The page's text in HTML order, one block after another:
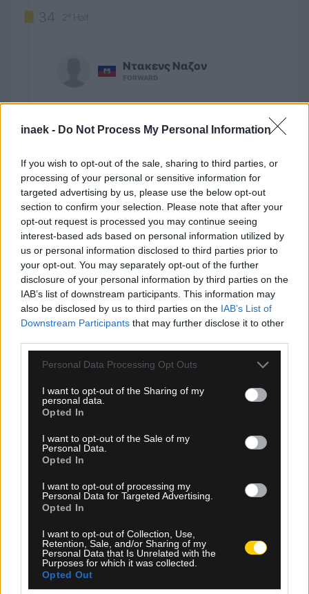
inaek - Do Not Process My Personal Information
If you wish to opt-out of the sale, sharing to third parties, or
processing of your personal or sensitive information for
targeted advertising by us, please use the below opt-out
section to confirm your selection. Please note that after your
opt-out request is processed you may continue seeing
interest-based ads based on personal information utilized by
us or personal information disclosed to third parties prior to
your opt-out. You may separately opt-out of the further
disclosure of your personal information by third parties on the
IAB’s list of downstream participants. This information may
also be disclosed by us to third parties on the IAB’s List of
Downstream Participants that may further disclose it to other
Please note that this website/app uses one or more Google
not limited to your visit or usage behaviour. You may click to
grant or deny consent to Google and its third-party tags to
use your data for below specified purposes in below Google
consent section.
Personal Data Processing Opt Outs
I want to opt-out of the Sharing of my
personal data.
Opted In
I want to opt-out of the Sale of my
Personal Data.
Opted In
I want to opt-out of processing my
Personal Data for Targeted Advertising.
Opted In
I want to opt-out of Collection, Use,
Retention, Sale, and/or Sharing of my
Personal Data that Is Unrelated with the
Purposes for which it was collected.
Opted Out
34 2º Half
Ντακενς Ναζον
FORWARD
41 2º Half
Haiti
Ντάνι Μακέλι καταλογίζει φάουλ υπέρ: ''Αϊτή''.
40 2º Half
Haiti
Μαρόκο αμύνεται. Η ομάδα: ''Αϊτή'' έχει κερδίσει
το πλάγιο.